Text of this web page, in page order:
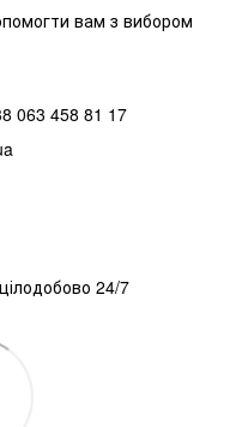
вам з вибором
063 458 81 17
цілодобово 24/7